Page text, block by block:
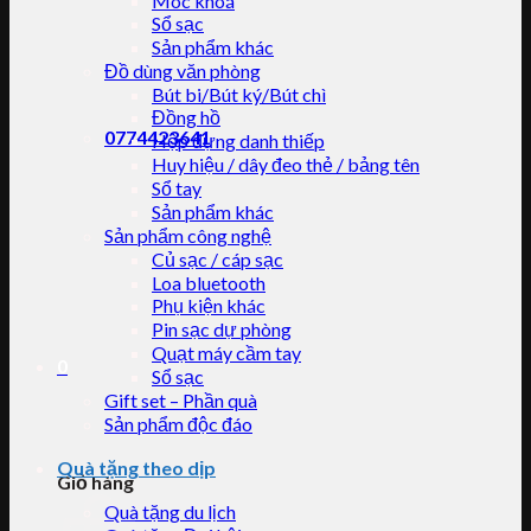
0774423641
Giỏ hàng
Sổ sạc
Sản phẩm khác
Đồ dùng văn phòng
Bút bi/Bút ký/Bút chì
Đồng hồ
Hộp đựng danh thiếp
Huy hiệu / dây đeo thẻ / bảng tên
Sổ tay
Sản phẩm khác
Sản phẩm công nghệ
Củ sạc / cáp sạc
Loa bluetooth
Phụ kiện khác
Pin sạc dự phòng
Quạt máy cầm tay
Sổ sạc
Gift set – Phần quà
Sản phẩm độc đáo
Quà tặng theo dịp
Quà tặng du lịch